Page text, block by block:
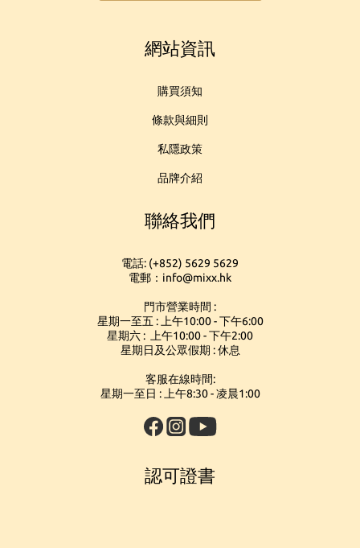
網站資訊
購買須知
條款與細則
私隱政策
品牌介紹
聯絡我們
電話: (+852) 5629 5629
電郵：info@mixx.hk
門市營業時間 :
星期一至五 : 上午10:00 - 下午6:00
星期六 : 上午10:00 - 下午2:00
星期日及公眾假期 : 休息
客服在線時間:
星期一至日 : 上午8:30 - 凌晨1:00
認可證書